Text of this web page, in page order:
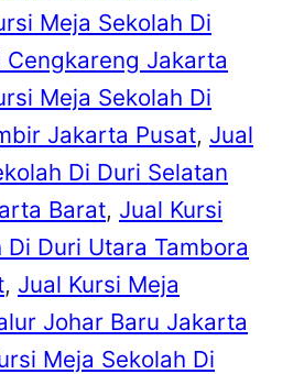
Meja Sekolah Di
Cengkareng Jakarta
Meja Sekolah Di
Jakarta Pusat, Jual
Di Duri Selatan
Barat, Jual Kursi
Di Duri Utara Tambora
, Jual Kursi Meja
Johar Baru Jakarta
Meja Sekolah Di